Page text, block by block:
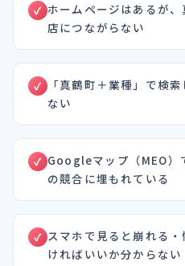
ホームページはあるが
店につながらない
「真鶴町＋業種」で検
ない
Googleマップ（MEO）
の競合に埋もれている
スマホで見ると崩れる
ければいいか分からない